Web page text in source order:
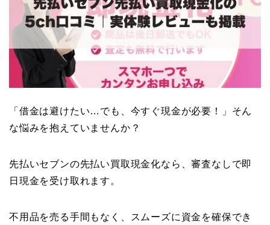
「借金は避けたい…でも、今すぐ現金が必要！」そん
な悩みを抱えていませんか？
先払いセブンの先払い買取現金化なら、審査なしで即
日現金を受け取れます。
不用品を売る手間もなく、スムーズに資金を確保でき